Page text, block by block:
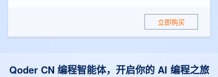
立即购买
Qoder CN 编程智能体，开启你的 AI 编程之旅